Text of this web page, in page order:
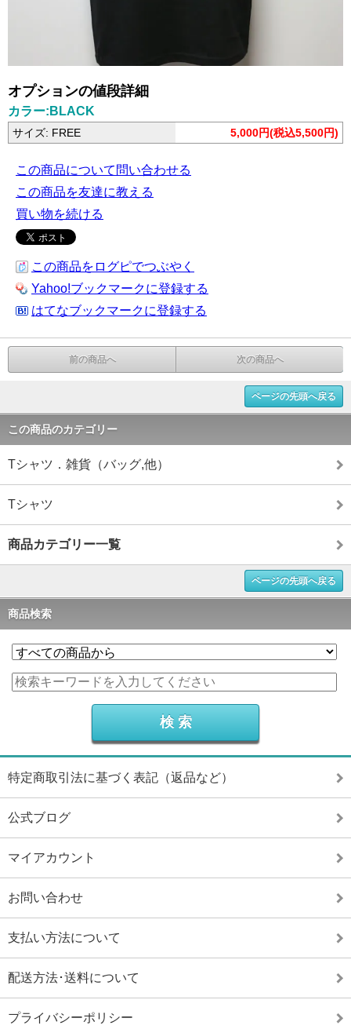
オプションの値段詳細
カラー:BLACK
サイズ: FREE 5,000円(税込5,500円)
この商品について問い合わせる
この商品を友達に教える
買い物を続ける
この商品をログピでつぶやく
Yahoo!ブックマークに登録する
はてなブックマークに登録する
前の商品へ 次の商品へ
ページの先頭へ戻る
この商品のカテゴリー
Tシャツ．雑貨（バッグ,他）
Tシャツ
商品カテゴリー一覧
ページの先頭へ戻る
商品検索
特定商取引法に基づく表記（返品など）
公式ブログ
マイアカウント
お問い合わせ
支払い方法について
配送方法･送料について
プライバシーポリシー